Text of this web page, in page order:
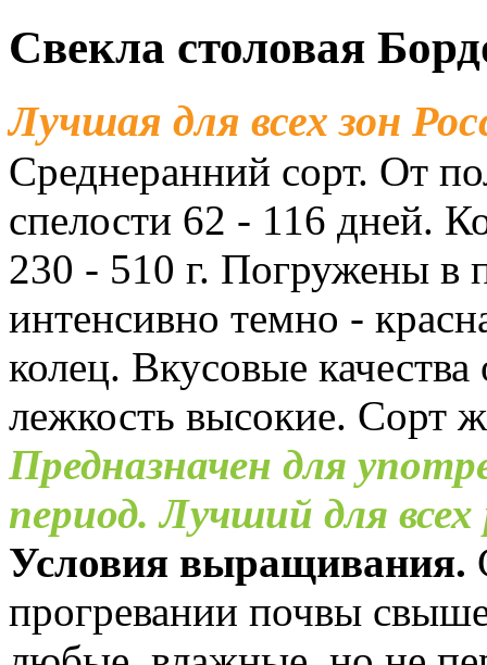
Свекла столовая
Лучшая для всех зон
Среднеранний сорт. От
спелости 62 - 116 дней.
230 - 510 г. Погружены в
интенсивно темно -
колец. Вкусовые
лежкость высокие. Сорт
Предназначен для
период. Лучший для
Условия выращивания.
прогревании почвы